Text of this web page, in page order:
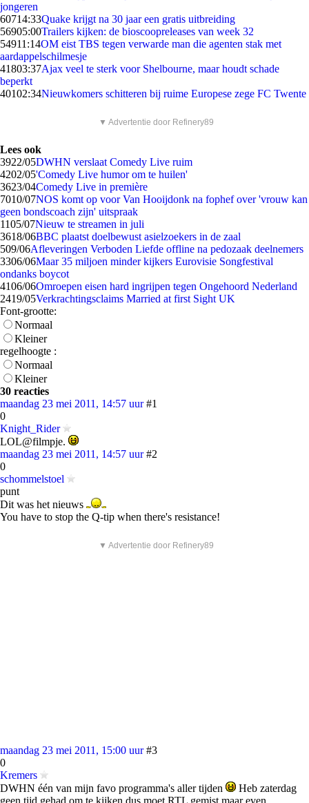
jongeren
60714:33Quake krijgt na 30 jaar een gratis uitbreiding
56905:00Trailers kijken: de bioscoopreleases van week 32
54911:14OM eist TBS tegen verwarde man die agenten stak met
aardappelschilmesje
41803:37Ajax veel te sterk voor Shelbourne, maar houdt schade
beperkt
40102:34Nieuwkomers schitteren bij ruime Europese zege FC Twente
▼ Advertentie door Refinery89
Lees ook
3922/05DWHN verslaat Comedy Live ruim
4202/05'Comedy Live humor om te huilen'
3623/04Comedy Live in première
7010/07NOS komt op voor Van Hooijdonk na fophef over 'vrouw kan
geen bondscoach zijn' uitspraak
1105/07Nieuw te streamen in juli
3618/06BBC plaatst doelbewust asielzoekers in de zaal
509/06Afleveringen Verboden Liefde offline na pedozaak deelnemers
3306/06Maar 35 miljoen minder kijkers Eurovisie Songfestival
ondanks boycot
4106/06Omroepen eisen hard ingrijpen tegen Ongehoord Nederland
2419/05Verkrachtingsclaims Married at first Sight UK
Font-grootte:
Normaal
Kleiner
regelhoogte :
Normaal
Kleiner
30 reacties
maandag 23 mei 2011, 14:57 uur #1
0
Knight_Rider
LOL@filmpje.
maandag 23 mei 2011, 14:57 uur #2
0
schommelstoel
punt
Dit was het nieuws
You have to stop the Q-tip when there's resistance!
▼ Advertentie door Refinery89
maandag 23 mei 2011, 15:00 uur #3
0
Kremers
DWHN één van mijn favo programma's aller tijden
Heb zaterdag
geen tijd gehad om te kijken dus moet RTL gemist maar even